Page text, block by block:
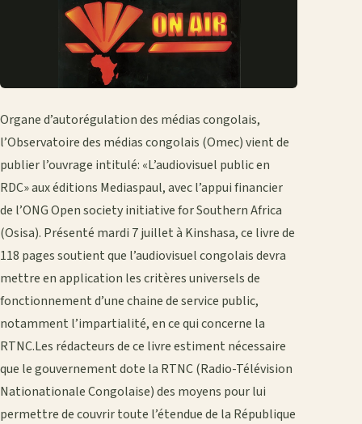
Organe d’autorégulation des médias congolais,
l’Observatoire des médias congolais (Omec) vient de
publier l’ouvrage intitulé: «L’audiovisuel public en
RDC» aux éditions Mediaspaul, avec l’appui financier
de l’ONG Open society initiative for Southern Africa
(Osisa). Présenté mardi 7 juillet à Kinshasa, ce livre de
118 pages soutient que l’audiovisuel congolais devra
mettre en application les critères universels de
fonctionnement d’une chaine de service public,
notamment l’impartialité, en ce qui concerne la
RTNC.Les rédacteurs de ce livre estiment nécessaire
que le gouvernement dote la RTNC (Radio-Télévision
Nationationale Congolaise) des moyens pour lui
permettre de couvrir toute l’étendue de la République